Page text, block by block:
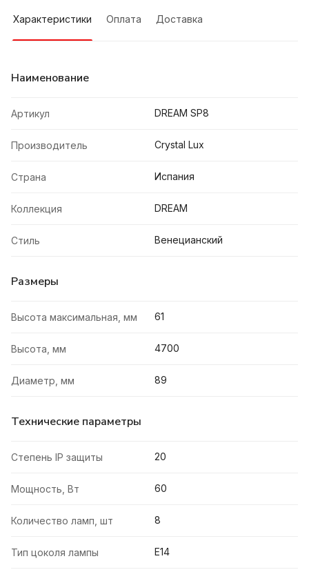
Характеристики Оплата Доставка
Наименование
Артикул DREAM SP8
Производитель Crystal Lux
Страна Испания
Коллекция DREAM
Стиль Венецианский
Размеры
Высота максимальная, мм 61
Высота, мм 4700
Диаметр, мм 89
Технические параметры
Степень IP защиты 20
Мощность, Вт 60
Количество ламп, шт 8
Тип цоколя лампы E14